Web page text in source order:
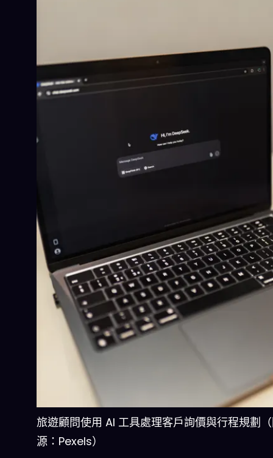
旅遊顧問使用 AI 工具處理客戶詢價與行程規劃
源：Pexels）